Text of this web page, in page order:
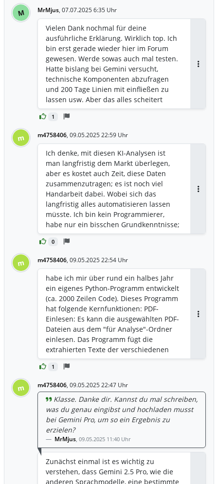
den Top 10. Wenn man eine KI allerdings
Dinge fragt, bei denen sie nur raten
kann, ist es logisch, dass das Ergebnis
entsprechend schlecht ausfällt. Gibt
man ihr jedoch Geschäftsberichte
zusammen mit sehr klaren
Anweisungen, liefert sie mit deutlich
höherer Wahrscheinlichkeit nützliche
Resultate. In den letzten drei Monaten
habe ich eine Vorlage entwickelt, mit der
ich Gemini in ein Rollenspiel versetze: Es
analysieren. Ich unterhalte mich sehr
intensiv mit der KI und frage sie zum
Beispiel, wie man eine solche Vorlage zur
Aktienbewertung erstellen könnte. Sie
baut mir dann genau das, was ich
brauche.
M MrMjus, 07.07.2025 6:35 Uhr
1
Vielen Dank nochmal für deine
ausführliche Erklärung. Wirklich top. Ich
bin erst gerade wieder hier im Forum
gewesen. Werde sowas auch mal testen.
Hatte bislang bei Gemini versucht,
technische Komponenten abzufragen
und 200 Tage Linien mit einfließen zu
lassen usw. Aber das alles scheitert
immer daran, dass Gemini keine
Echtzeitdaten abfragt und vollkommen
Erst wenn man dann kritisch nachfragt,
kommt dann raus, dass ja doch alles
falsch ist. Das finde ich schon
bedenklich, wenn man sieht, was die
Leute alles abfragen. Hat man. Keine
Ahnung, gibt man das einfach total
falsch weiter.
m m4758406, 09.05.2025 22:59 Uhr
0
Ich denke, mit diesen KI-Analysen ist
man langfristig dem Markt überlegen,
aber es kostet auch Zeit, diese Daten
zusammenzutragen; es ist noch viel
Handarbeit dabei. Wobei sich das
langfristig alles automatisieren lassen
müsste. Ich bin kein Programmierer,
habe nur ein bisschen Grundkenntnisse;
die KI hat mein Programm großteils
geschrieben, mit meinen Anweisungen
welche, die es komplett automatisiert
haben und nur noch einen Knopf
drücken müssen.
m m4758406, 09.05.2025 22:54 Uhr
1
habe ich mir über rund ein halbes Jahr
ein eigenes Python-Programm entwickelt
(ca. 2000 Zeilen Code). Dieses Programm
hat folgende Kernfunktionen: PDF-
Einlesen: Es kann die ausgewählten PDF-
Dateien aus dem "für Analyse"-Ordner
einlesen. Das Programm fügt die
extrahierten Texte der verschiedenen
Dokumente in Reihenfolge zu einem
einzigen großen Textblock zusammen.
zusammengeführten Text direkt in die
Windows-Zwischenablage. Von dort aus
kann ich den Text dann mit einem
einfachen "Strg+V" in die Textdatei
einfügen, die ich dann an Gemini sende.
Mein Python-Programm ist auch in der
Lage, von YouTube-Videos die Untertitel
herunterzuladen und zu komprimieren
(Zeitstempel entfernen); es kann sogar
m m4758406, 09.05.2025 22:47 Uhr
Klasse. Danke dir. Kannst du mal schreiben,
was du genau eingibst und hochladen musst
bei Gemini Pro, um so ein Ergebnis zu
erzielen?
MrMjus, 09.05.2025 11:40 Uhr
Zunächst einmal ist es wichtig zu
verstehen, dass Gemini 2.5 Pro, wie die
anderen Sprachmodelle, eine bestimmte